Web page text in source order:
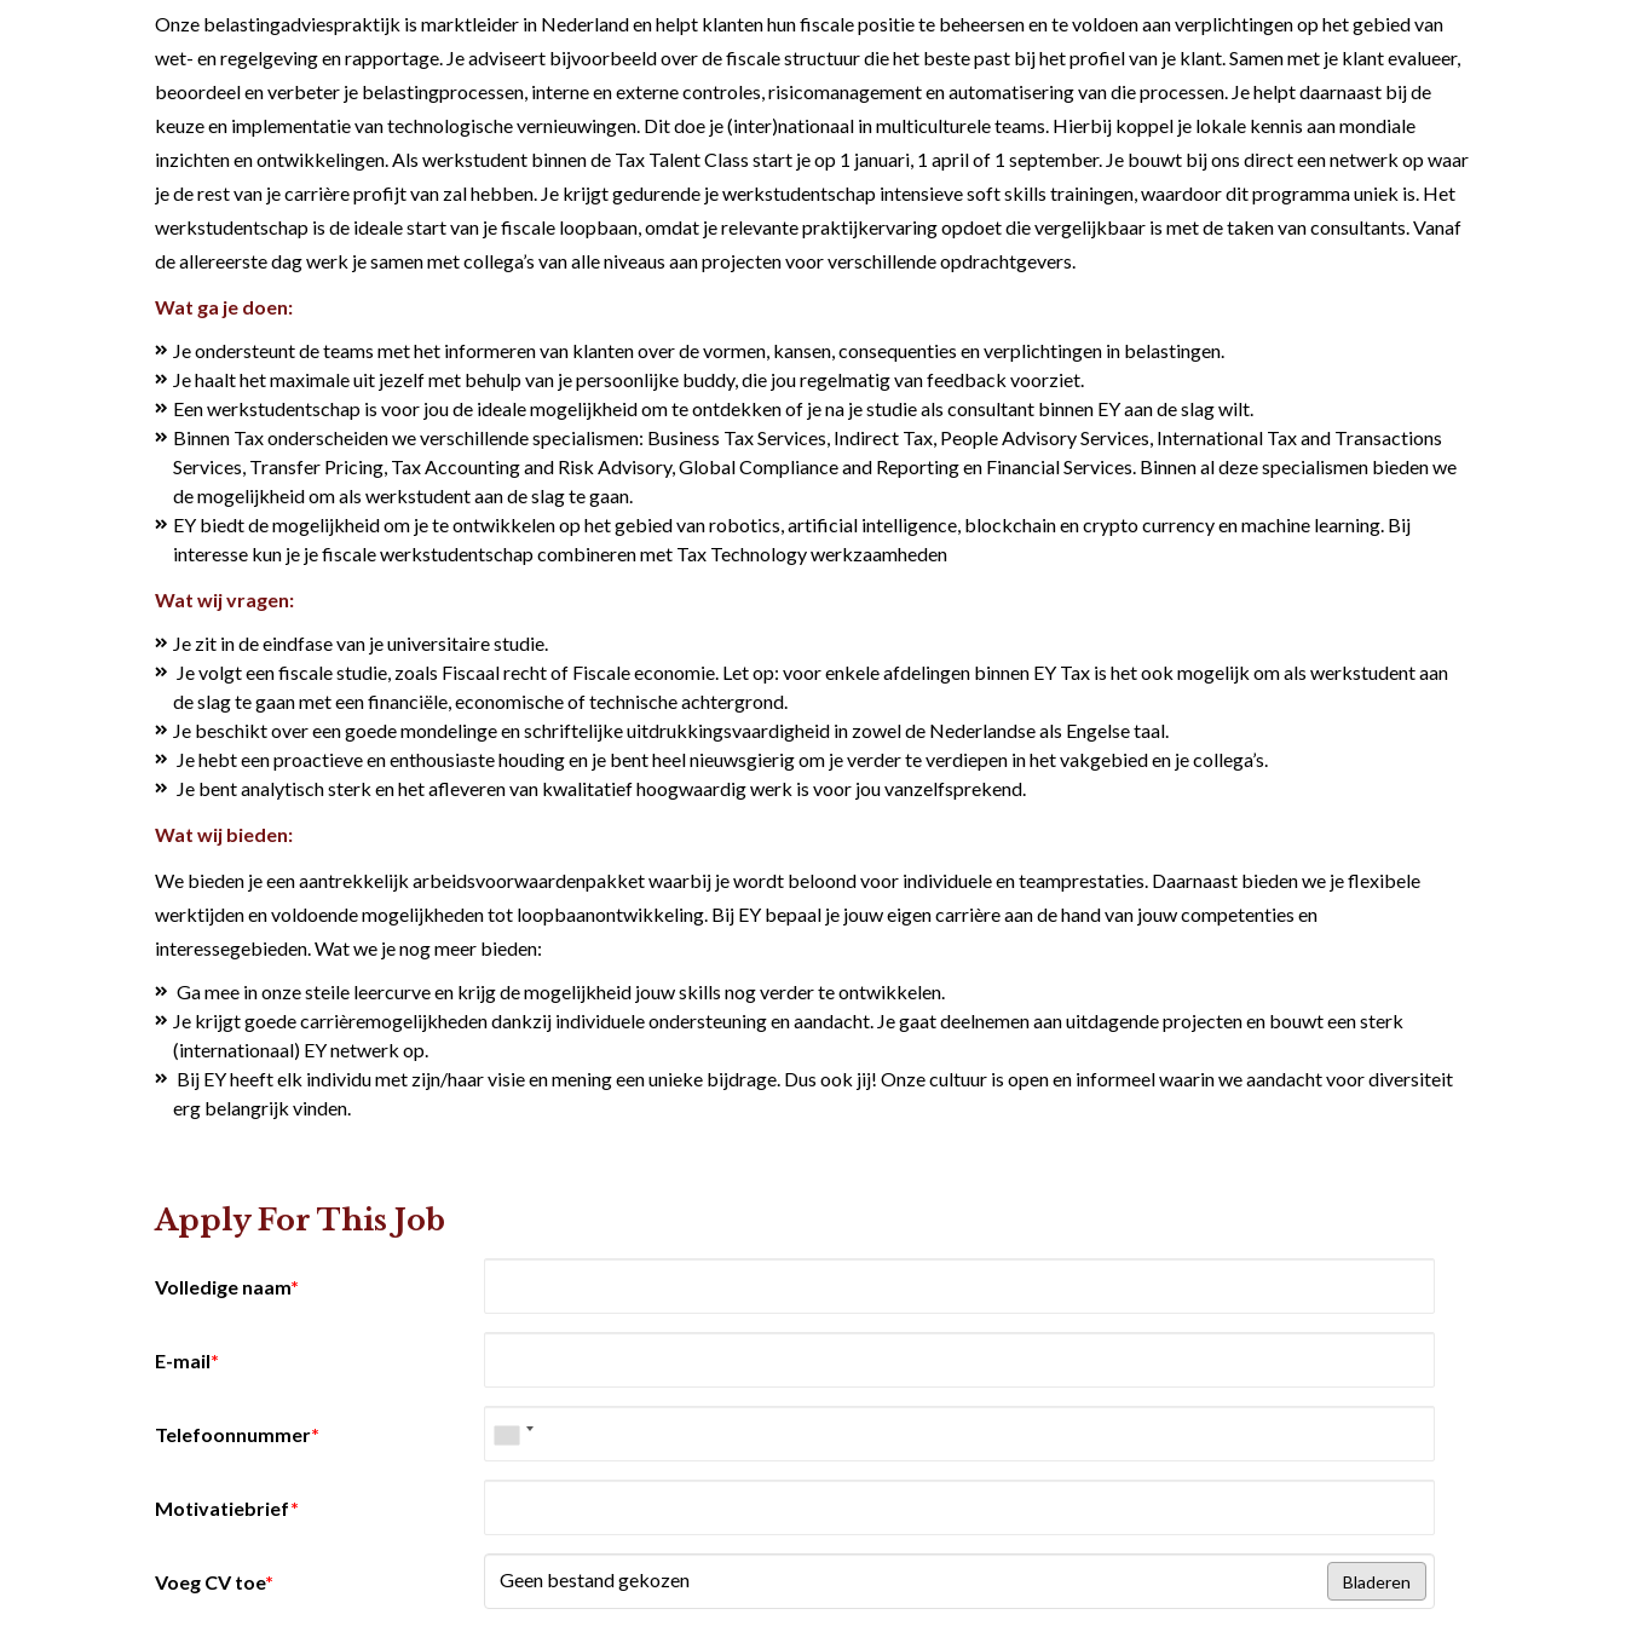
Onze belastingadviespraktijk is marktleider in Nederland en helpt klanten hun fiscale positie te beheersen en te voldoen aan verplichtingen op het gebied van
wet- en regelgeving en rapportage. Je adviseert bijvoorbeeld over de fiscale structuur die het beste past bij het profiel van je klant. Samen met je klant evalueer,
beoordeel en verbeter je belastingprocessen, interne en externe controles, risicomanagement en automatisering van die processen. Je helpt daarnaast bij de
keuze en implementatie van technologische vernieuwingen. Dit doe je (inter)nationaal in multiculturele teams. Hierbij koppel je lokale kennis aan mondiale
inzichten en ontwikkelingen. Als werkstudent binnen de Tax Talent Class start je op 1 januari, 1 april of 1 september. Je bouwt bij ons direct een netwerk op waar
je de rest van je carrière profijt van zal hebben. Je krijgt gedurende je werkstudentschap intensieve soft skills trainingen, waardoor dit programma uniek is. Het
werkstudentschap is de ideale start van je fiscale loopbaan, omdat je relevante praktijkervaring opdoet die vergelijkbaar is met de taken van consultants. Vanaf
de allereerste dag werk je samen met collega’s van alle niveaus aan projecten voor verschillende opdrachtgevers.
Wat ga je doen:
Je ondersteunt de teams met het informeren van klanten over de vormen, kansen, consequenties en verplichtingen in belastingen.
Je haalt het maximale uit jezelf met behulp van je persoonlijke buddy, die jou regelmatig van feedback voorziet.
Een werkstudentschap is voor jou de ideale mogelijkheid om te ontdekken of je na je studie als consultant binnen EY aan de slag wilt.
Binnen Tax onderscheiden we verschillende specialismen: Business Tax Services, Indirect Tax, People Advisory Services, International Tax and Transactions
Services, Transfer Pricing, Tax Accounting and Risk Advisory, Global Compliance and Reporting en Financial Services. Binnen al deze specialismen bieden we
de mogelijkheid om als werkstudent aan de slag te gaan.
EY biedt de mogelijkheid om je te ontwikkelen op het gebied van robotics, artificial intelligence, blockchain en crypto currency en machine learning. Bij
interesse kun je je fiscale werkstudentschap combineren met Tax Technology werkzaamheden
Wat wij vragen:
Je zit in de eindfase van je universitaire studie.
Je volgt een fiscale studie, zoals Fiscaal recht of Fiscale economie. Let op: voor enkele afdelingen binnen EY Tax is het ook mogelijk om als werkstudent aan
de slag te gaan met een financiële, economische of technische achtergrond.
Je beschikt over een goede mondelinge en schriftelijke uitdrukkingsvaardigheid in zowel de Nederlandse als Engelse taal.
Je hebt een proactieve en enthousiaste houding en je bent heel nieuwsgierig om je verder te verdiepen in het vakgebied en je collega’s.
Je bent analytisch sterk en het afleveren van kwalitatief hoogwaardig werk is voor jou vanzelfsprekend.
Wat wij bieden:
We bieden je een aantrekkelijk arbeidsvoorwaardenpakket waarbij je wordt beloond voor individuele en teamprestaties. Daarnaast bieden we je flexibele
werktijden en voldoende mogelijkheden tot loopbaanontwikkeling. Bij EY bepaal je jouw eigen carrière aan de hand van jouw competenties en
interessegebieden. Wat we je nog meer bieden:
Ga mee in onze steile leercurve en krijg de mogelijkheid jouw skills nog verder te ontwikkelen.
Je krijgt goede carrièremogelijkheden dankzij individuele ondersteuning en aandacht. Je gaat deelnemen aan uitdagende projecten en bouwt een sterk
(internationaal) EY netwerk op.
Bij EY heeft elk individu met zijn/haar visie en mening een unieke bijdrage. Dus ook jij! Onze cultuur is open en informeel waarin we aandacht voor diversiteit
erg belangrijk vinden.
Apply For This Job
Volledige naam*
E-mail*
Telefoonnummer*
Motivatiebrief*
Voeg CV toe* Geen bestand gekozen Bladeren